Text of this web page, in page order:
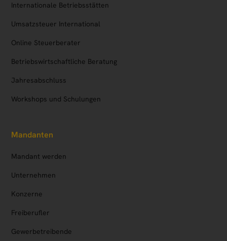
Internationale Betriebsstätten
Umsatzsteuer International
Online Steuerberater
Betriebs­wirtschaftliche Beratung
Jahresabschluss
Workshops und Schulungen
Mandanten
Mandant werden
Unternehmen
Konzerne
Freiberufler
Gewerbetreibende